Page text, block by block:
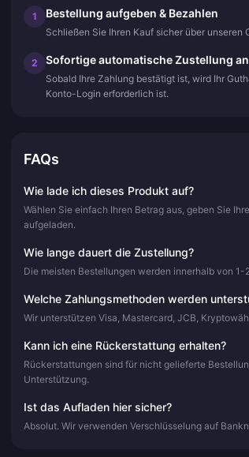
1 Bestellung aufgeben & Bezahlen
Schließen Sie Ihren Kauf sicher über unseren
2 Sofortige automatische Zustellung an
Sobald Ihre Zahlung bestätigt ist, wird Ihr
Konto-Login erforderlich ist.
FAQs
Wie lade ich dieses Produkt auf?
Wählen Sie einfach Ihren Betrag aus, geben Sie
aufgeladen.
Wie lange dauert die Zustellung?
Die meisten Bestellungen werden innerhalb von
Welche Zahlungsmethoden werden
Wir unterstützen Visa, Mastercard, JCB,
Kann ich eine Rückerstattung erhalten?
Rückerstattungen sind für nicht gelieferte
Unterstützung.
Ist das Aufladen hier sicher?
Absolut. Wir verwenden Verschlüsselung auf